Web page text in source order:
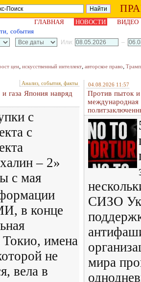
ГЛАВНАЯ НОВОСТИ
ВИДЕО
события
Или: –
цен, искусственный интеллект, авторское право, Трамп
Анализ, события, факты
газа Япония навряд
с
с
– 2»
с мая
в конце
Токио, имена
не
вела в
04.08.2026 11:57
Против пыток и
международная
СИЗО
мира